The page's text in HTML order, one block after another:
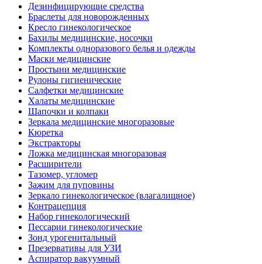
Дезинфицирующие средства
Браслеты для новорожденных
Кресло гинекологическое
Бахилы медицинские, носочки
Комплекты одноразового белья и одежды
Маски медицинские
Простыни медицинские
Рулоны гигиенические
Салфетки медицинские
Халаты медицинские
Шапочки и колпаки
Зеркала медицинские многоразовые
Кюретка
Экстракторы
Ложка медицинская многоразовая
Расширители
Тазомер, угломер
Зажим для пуповины
Зеркало гинекологическое (влагалищное)
Контрацепция
Набор гинекологический
Пессарии гинекологические
Зонд урогенитальный
Презервативы для УЗИ
Аспиратор вакуумный